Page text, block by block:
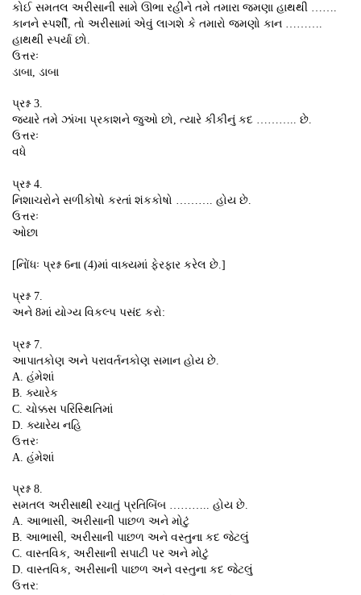
કોઈ સમતલ અરીસાની સામે ઊભા રહીને તમે તમારા જમણા હાથથી …….
કાનને સ્પર્શી, તો અરીસામાં એવું લાગશે કે તમારો જમણો કાન ……….
હાથથી સ્પર્યા છો.
ઉત્તરઃ
ડાબા, ડાબા
પ્રશ્ન 3.
જ્યારે તમે ઝાંખા પ્રકાશને જુઓ છો, ત્યારે કીકીનું કદ ……….. છે.
ઉત્તરઃ
વધે
પ્રશ્ન 4.
નિશાચરોને સળીકોષો કરતાં શંકકોષો ………. હોય છે.
ઉત્તરઃ
ઓછા
[નિોંધઃ પ્રશ્ન 6ના (4)માં વાક્યમાં ફેરફાર કરેલ છે.]
પ્રશ્ન 7.
અને 8માં યોગ્ય વિકલ્પ પસંદ કરો:
પ્રશ્ન 7.
આપાતકોણ અને પરાવર્તનકોણ સમાન હોય છે.
A. હંમેશાં
B. ક્યારેક
C. ચોક્કસ પરિસ્થિતિમાં
D. ક્યારેય નહિ
ઉત્તરઃ
A. હંમેશાં
પ્રશ્ન 8.
સમતલ અરીસાથી રચાતું પ્રતિબિંબ ……….. હોય છે.
A. આભાસી, અરીસાની પાછળ અને મોટું
B. આભાસી, અરીસાની પાછળ અને વસ્તુના કદ જેટલું
C. વાસ્તવિક, અરીસાની સપાટી પર અને મોટું
D. વાસ્તવિક, અરીસાની પાછળ અને વસ્તુના કદ જેટલું
ઉત્તર: